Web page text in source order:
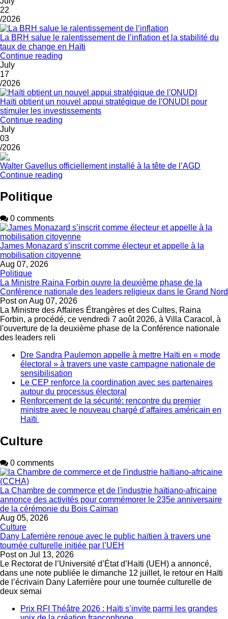
22
/2026
La BRH salue le ralentissement de l’inflation et la stabilité du
taux de change en Haïti
Continue reading
July
17
/2026
Haïti obtient un nouvel appui stratégique de l'ONUDI pour
stimuler les investissements
Continue reading
July
03
/2026
Walter Gavellus officiellement installé à la tête de l’AGD
Continue reading
Politique
0 comments
James Monazard s’inscrit comme électeur et appelle à la
mobilisation citoyenne
Aug 07, 2026
Politique
La Ministre Raina Forbin ouvre la deuxième phase de la
Conférence nationale des leaders religieux dans le Grand Nord
Post on Aug 07, 2026
La Ministre des Affaires Étrangères et des Cultes, Raina
Forbin, a procédé, ce vendredi 7 août 2026, à Villa Caracol, à
l'ouverture de la deuxième phase de la Conférence nationale
des leaders reli
Dre Sandra Paulemon appelle à mettre Haïti en « mode
électoral » à travers une vaste campagne nationale de
sensibilisation
Le CEP renforce la coordination avec ses partenaires
autour du processus électoral
Renforcement de la sécurité: rencontre du premier
ministre avec le nouveau chargé d’affaires américain en
Haïti
Culture
0 comments
La Chambre de commerce et de l'industrie haïtiano-africaine
annonce des activités pour commémorer le 235e anniversaire
de la cérémonie du Bois Caïman
Aug 05, 2026
Culture
Dany Laferrière renoue avec le public haïtien à travers une
tournée culturelle initiée par l’UEH
Post on Jul 13, 2026
Le Rectorat de l’Université d’État d’Haïti (UEH) a annoncé,
dans une note publiée le dimanche 12 juillet, le retour en Haïti
de l’écrivain Dany Laferrière pour une tournée culturelle de
deux semai
Prix RFI Théâtre 2026 : Haïti s’invite parmi les grandes